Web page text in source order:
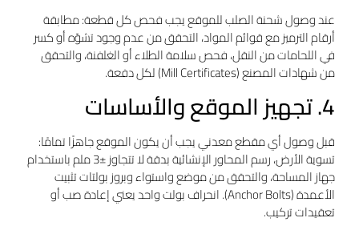
عند وصول شحنة الصلب للموقع يجب فحص كل قطعة: مطابقة
أرقام الترميز مع قوائم المواد، التحقق من عدم وجود تشوّه أو كسر
في اللحامات من النقل، فحص سلامة الطلاء أو الغلفنة، والتحقق
من شهادات المصنع (Mill Certificates) لكل دفعة.
4. تجهيز الموقع والأساسات
قبل وصول أي مقطع معدني يجب أن يكون الموقع جاهزًا تمامًا:
تسوية الأرض، رسم المحاور الإنشائية بدقة لا تتجاوز ±3 ملم باستخدام
جهاز المساحة، والتحقق من موضع واستواء وبروز بولتات تثبيت
الأعمدة (Anchor Bolts). انحراف بولت واحد يعني إعادة صب أو
تعقيدات تركيب.